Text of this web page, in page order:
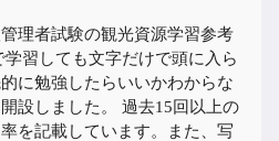
理者試験の観光資源学習参考
習しても文字だけで頭に入ら
に勉強したらいいかわからな
設しました。 過去15回以上の
を記載しています。また、写